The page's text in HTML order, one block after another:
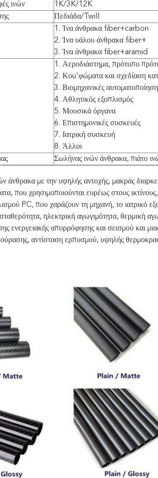
ινών
1K/3K/12K
Πεδιάδα/Twill
1. Ίνα άνθρακα fiber+carbon
2. Ίνα υάλου άνθρακα fiber+
3. Ίνα άνθρακα fiber+aramid
1. Αεροδιάστημα, πρότυπο
2. Κοu'φώματα και σχεδίαση
3. Βιομηχανικές
4. Αθλητικός εξοπλισμός
5. Μουσικά όργανα
6. Επιστημονικές συσκευές
7. Ιατρική συσκευή
8. Άλλοι
Σωλήνας ινών άνθρακα, πιάτο
άνθρακα με την υψηλής αντοχής, μακράς
που χρησιμοποιούνται ευρέως στους
PC, που χαράζουν τη μηχανή, το ιατρικό
ηλεκτρική αγωγιμότητα, θερμική
ενεργειακής απορρόφησης και σεισμού και
αντίσταση ερπυσμού, υψηλής